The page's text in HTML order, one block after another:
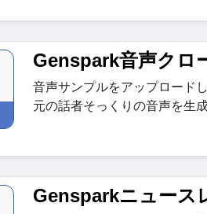
Genspark音声クロ
音声サンプルをアップロード
元の話者そっくりの音声を生成
Gensparkニュース